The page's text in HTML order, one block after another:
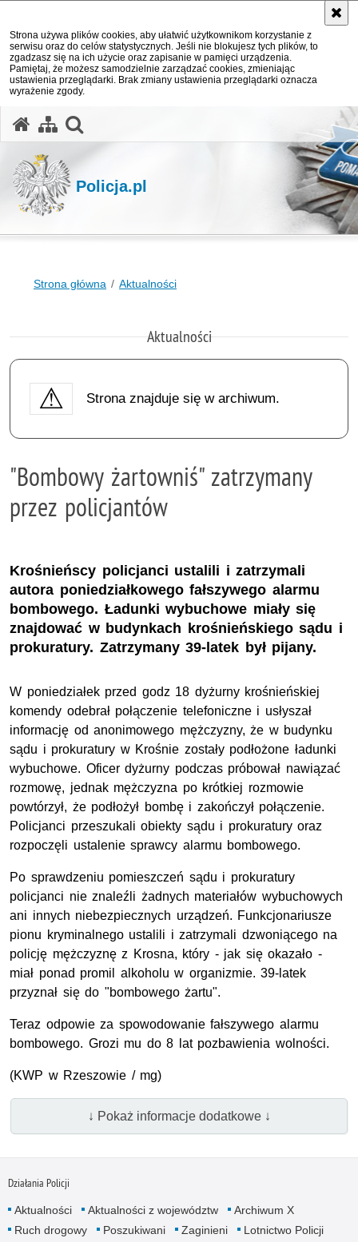
Strona używa plików cookies, aby ułatwić użytkownikom korzystanie z
serwisu oraz do celów statystycznych. Jeśli nie blokujesz tych plików, to
zgadzasz się na ich użycie oraz zapisanie w pamięci urządzenia.
Pamiętaj, że możesz samodzielnie zarządzać cookies, zmieniając
ustawienia przeglądarki. Brak zmiany ustawienia przeglądarki oznacza
wyrażenie zgody.
Policja.pl
Strona główna Aktualności
Aktualności
Strona znajduje się w archiwum.
"Bombowy żartowniś" zatrzymany
przez policjantów
Krośnieńscy policjanci ustalili i zatrzymali
autora poniedziałkowego fałszywego alarmu
bombowego. Ładunki wybuchowe miały się
znajdować w budynkach krośnieńskiego sądu i
prokuratury. Zatrzymany 39-latek był pijany.
W poniedziałek przed godz 18 dyżurny krośnieńskiej
komendy odebrał połączenie telefoniczne i usłyszał
informację od anonimowego mężczyzny, że w budynku
sądu i prokuratury w Krośnie zostały podłożone ładunki
wybuchowe. Oficer dyżurny podczas próbował nawiązać
rozmowę, jednak mężczyzna po krótkiej rozmowie
powtórzył, że podłożył bombę i zakończył połączenie.
Policjanci przeszukali obiekty sądu i prokuratury oraz
rozpoczęli ustalenie sprawcy alarmu bombowego.
Po sprawdzeniu pomieszczeń sądu i prokuratury
policjanci nie znaleźli żadnych materiałów wybuchowych
ani innych niebezpiecznych urządzeń. Funkcjonariusze
pionu kryminalnego ustalili i zatrzymali dzwoniącego na
policję mężczyznę z Krosna, który - jak się okazało -
miał ponad promil alkoholu w organizmie. 39-latek
przyznał się do "bombowego żartu".
Teraz odpowie za spowodowanie fałszywego alarmu
bombowego. Grozi mu do 8 lat pozbawienia wolności.
(KWP w Rzeszowie / mg)
↓ Pokaż informacje dodatkowe ↓
Działania Policji
Aktualności Aktualności z województw
Archiwum X
Ruch drogowy
Poszukiwani Zaginieni
Lotnictwo Policji